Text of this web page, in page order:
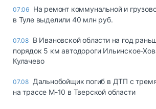
07:06 На ремонт коммунальной и
в Туле выделили 40 млн руб.
07.08 В Ивановской области на год
порядок 5 км автодороги Ильинское-
Кулачево
07.08 Дальнобойщик погиб в ДТП с
на трассе М-10 в Тверской области